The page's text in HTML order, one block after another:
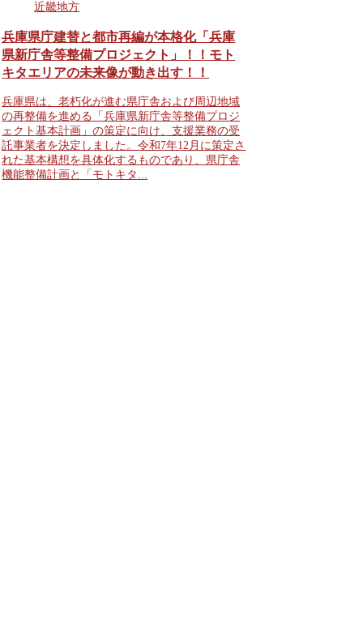
近畿地方
兵庫県庁建替と都市再編が本格化「兵庫
県新庁舎等整備プロジェクト」！！モト
キタエリアの未来像が動き出す！！
兵庫県は、老朽化が進む県庁舎および周辺地域
の再整備を進める「兵庫県新庁舎等整備プロジ
ェクト基本計画」の策定に向け、支援業務の受
託事業者を決定しました。令和7年12月に策定さ
れた基本構想を具体化するものであり、県庁舎
機能整備計画と「モトキタ...